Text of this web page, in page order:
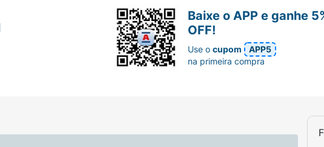
reduzindo assim potencialmente o risco grave de complicações no
Jakavi funciona ou por que este medicamento foi prescrito para
Jakavi Se você for alérgico (hipersensível) ao ruxolitinibe ou a
se você acredita que pode ser alérgico. Se isso aplicar a
Baixe o APP e ganhe
OFF!
Use ocupom
APP5
na primeira compra